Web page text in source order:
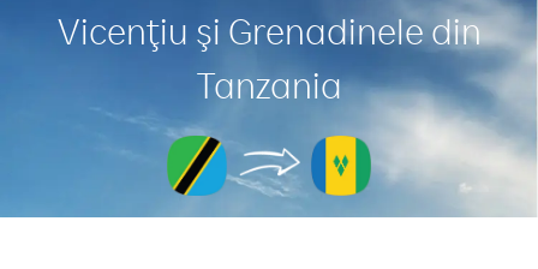
Vicenţiu şi Grenadinele din
Tanzania